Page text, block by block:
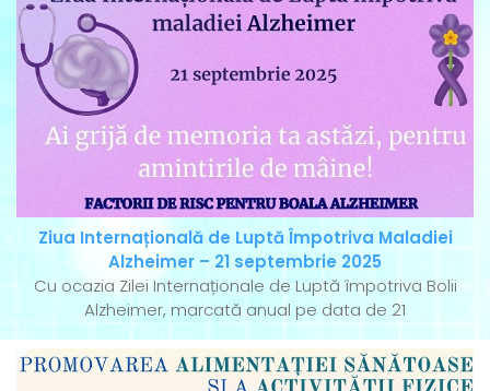
Ziua Internațională de Luptă Împotriva Maladiei
Alzheimer – 21 septembrie 2025
Cu ocazia Zilei Internaționale de Luptă împotriva Bolii
Alzheimer, marcată anual pe data de 21